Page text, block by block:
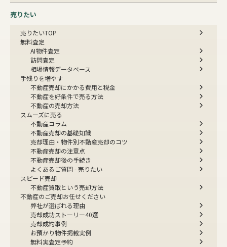
売りたい
売りたいTOP
無料査定
AI物件査定
訪問査定
相場情報データベース
手残りを増やす
不動産売却にかかる費用と税金
不動産を好条件で売る方法
不動産の売却方法
スムーズに売る
不動産コラム
不動産売却の基礎知識
売却理由・物件別不動産売却のコツ
不動産売却の注意点
不動産売却後の手続き
よくあるご質問 - 売りたい
スピード売却
不動産買取という売却方法
不動産のご売却お任せください
弊社が選ばれる理由
売却成功ストーリー40選
売却成約事例
お預かり物件掲載実例
無料実査定予約